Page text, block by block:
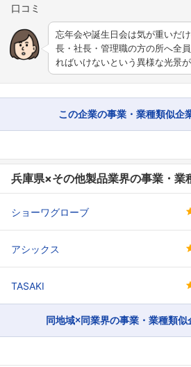
忘年会や誕生日会は気が重いだ
長・社長・管理職の方の所へ全
ればいけないという異様な光景
この企業の事業・業種類似企
兵庫県×その他製品業界の事業・業
ショーワグローブ
アシックス
TASAKI
同地域×同業界の事業・業種類